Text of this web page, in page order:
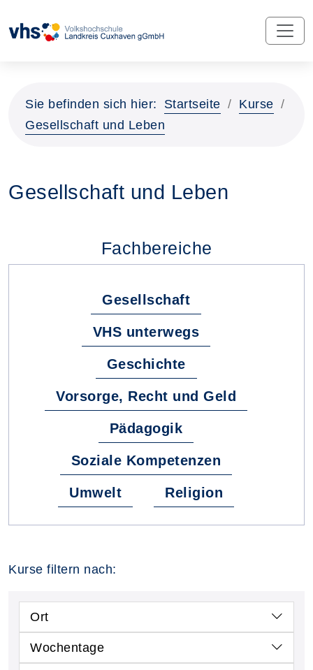
Sie befinden sich hier: Startseite
Kurse
Gesellschaft und Leben
Gesellschaft und Leben
Fachbereiche
Gesellschaft
VHS unterwegs
Geschichte
Vorsorge, Recht und Geld
Pädagogik
Soziale Kompetenzen
Umwelt Religion
Kurse filtern nach:
Ort
Wochentage